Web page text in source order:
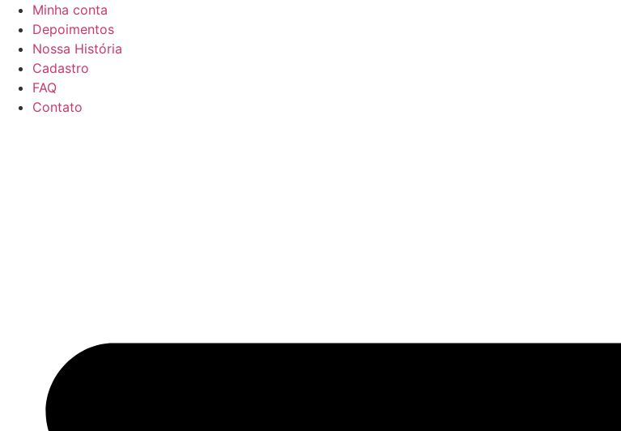
para
conteúdo
Minha conta
Depoimentos
Nossa História
Cadastro
FAQ
Contato